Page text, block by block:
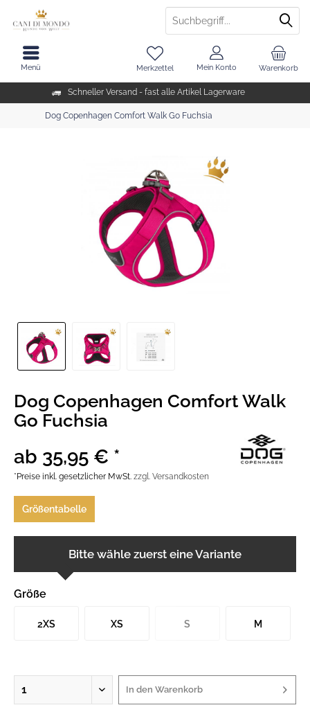
Schneller Versand - fast alle Artikel Lagerware
Warenkorb
Merkzettel Mein Konto
Menü
Dog Copenhagen Comfort Walk Go Fuchsia
Dog Copenhagen Comfort Walk
Go Fuchsia
ab 35,95 € *
*Preise inkl. gesetzlicher MwSt. zzgl. Versandkosten
Größentabelle
Bitte wähle zuerst eine Variante
Größe
2XS XS S M
In den Warenkorb